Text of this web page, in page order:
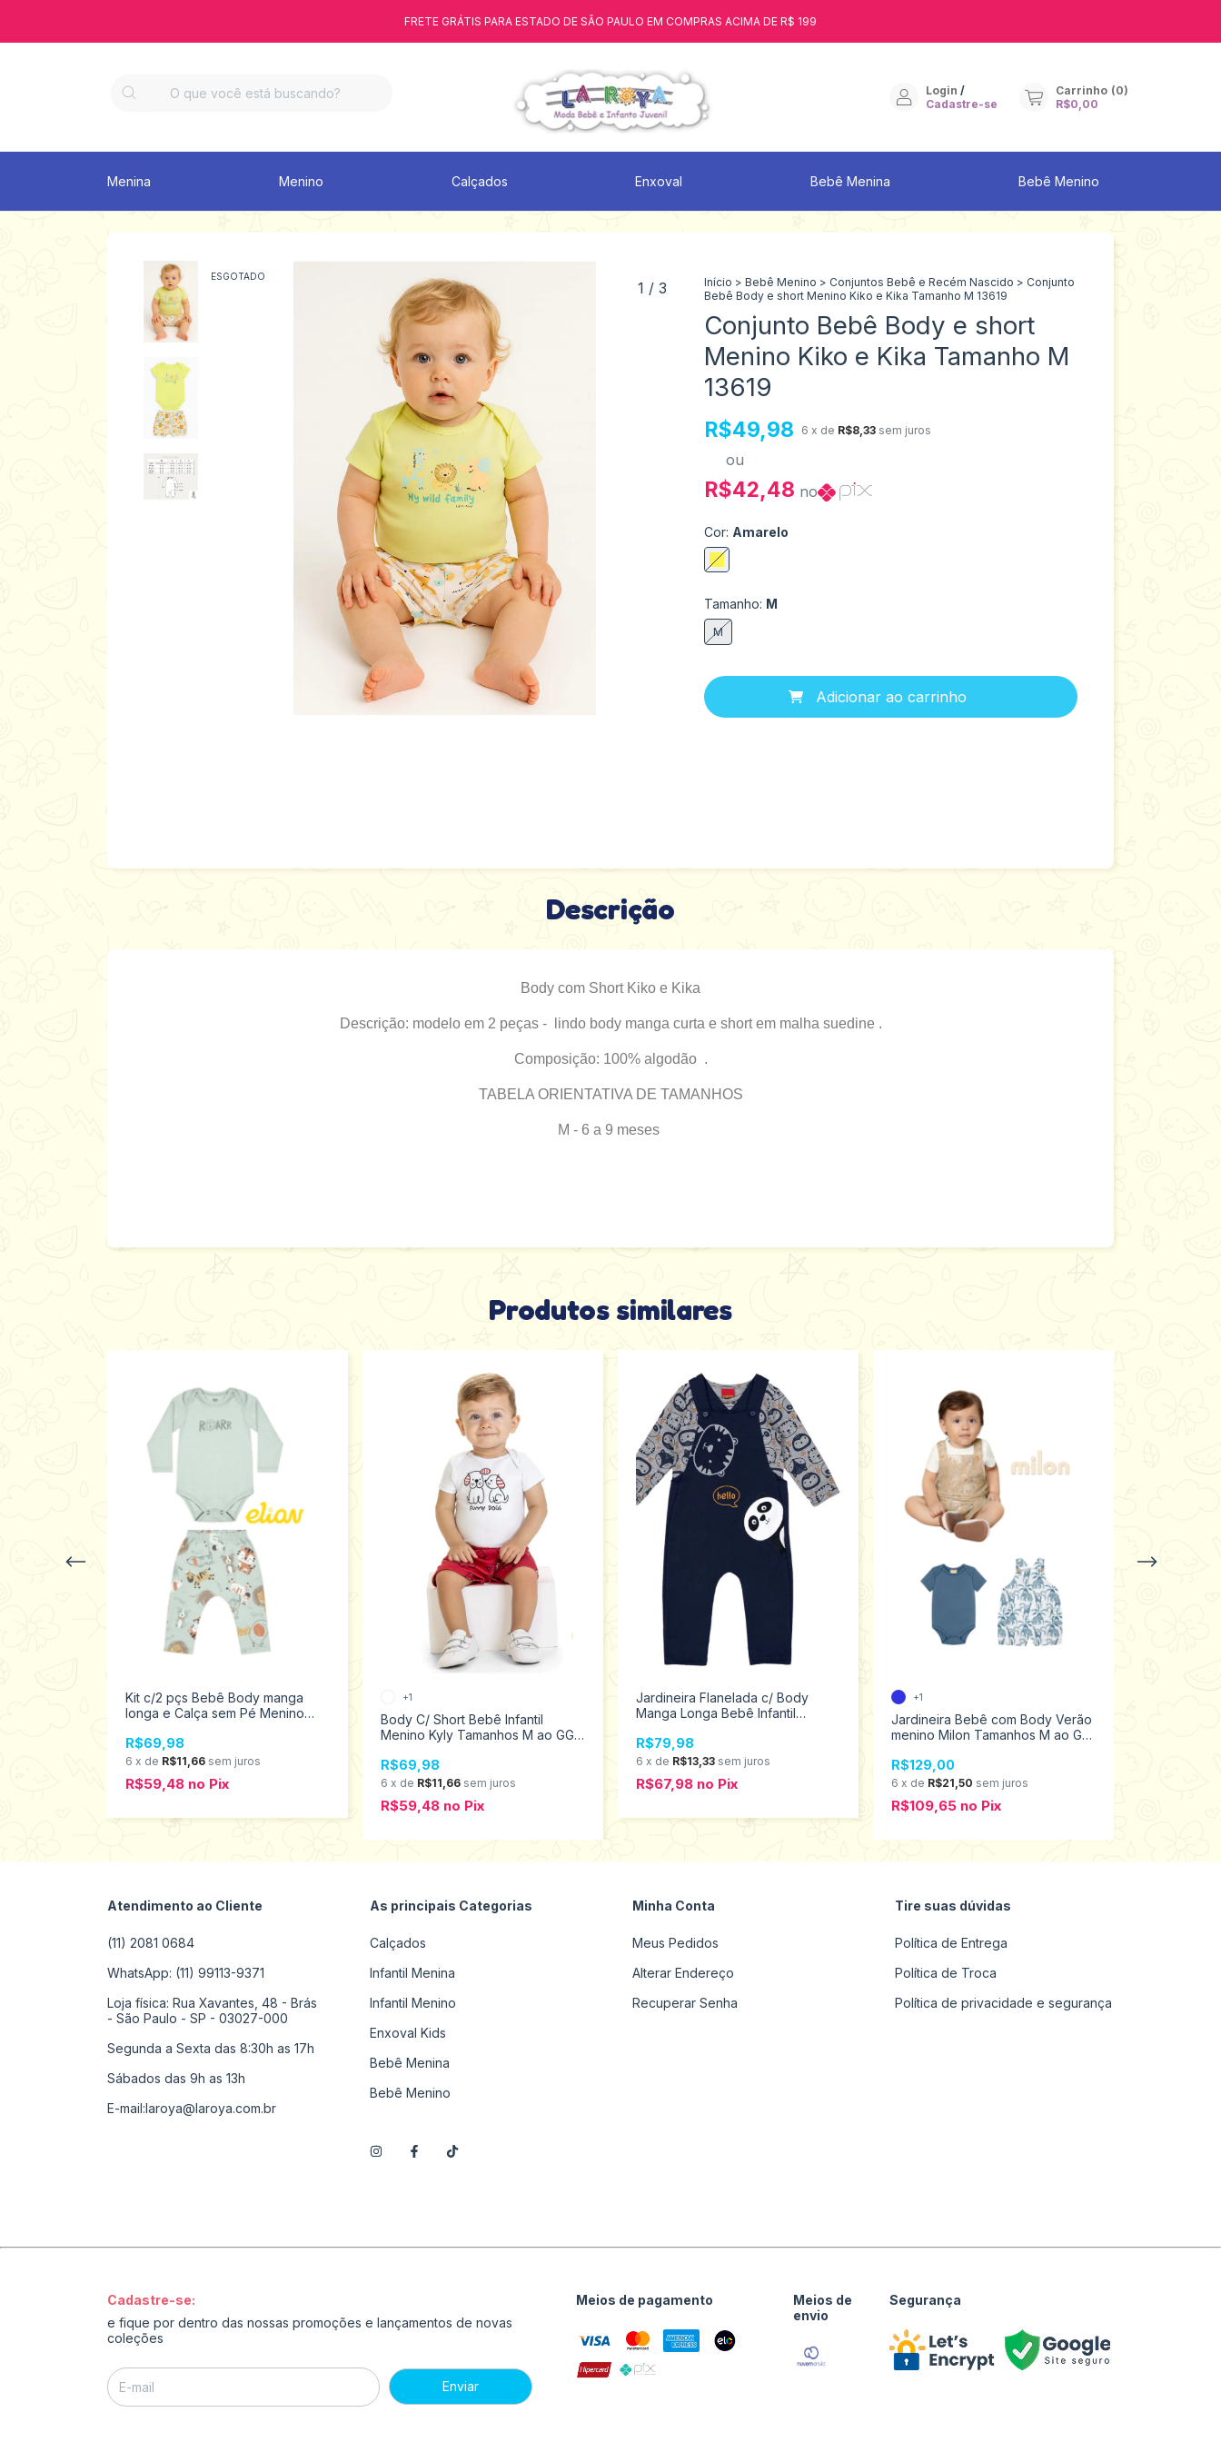
FRETE GRÁTIS PARA ESTADO DE SÃO PAULO EM COMPRAS ACIMA DE R$ 199
Login /
Cadastre-se
Carrinho (0)
R$0,00
Menina Menino Calçados Enxoval Bebê Menina Bebê Menino
ESGOTADO
1 / 3 Início > Bebê Menino > Conjuntos Bebê e Recém Nascido > Conjunto
Bebê Body e short Menino Kiko e Kika Tamanho M 13619
Conjunto Bebê Body e short
Menino Kiko e Kika Tamanho M
13619
R$49,98 6 x de R$8,33 sem juros
ou
R$42,48 no
Cor: Amarelo
Tamanho: M
M
Descrição
Body com Short Kiko e Kika
Descrição: modelo em 2 peças - lindo body manga curta e short em malha suedine .
Composição: 100% algodão .
TABELA ORIENTATIVA DE TAMANHOS
M - 6 a 9 meses
Produtos similares
Kit c/2 pçs Bebê Body manga
longa e Calça sem Pé Menino
R$69,98
6 x de R$11,66 sem juros
R$59,48 no Pix
Body C/ Short Bebê Infantil
Menino Kyly Tamanhos M ao GG
R$69,98
6 x de R$11,66 sem juros
R$59,48 no Pix
+1
Jardineira Flanelada c/ Body
Manga Longa Bebê Infantil
207889
R$79,98
6 x de R$13,33 sem juros
R$67,98 no Pix
Jardineira Bebê com Body Verão
menino Milon Tamanhos M ao GG
R$129,00
6 x de R$21,50 sem juros
R$109,65 no Pix
+1
Atendimento ao Cliente
(11) 2081 0684
WhatsApp: (11) 99113-9371
Loja física: Rua Xavantes, 48 - Brás
- São Paulo - SP - 03027-000
Segunda a Sexta das 8:30h as 17h
Sábados das 9h as 13h
E-mail:laroya@laroya.com.br
As principais Categorias
Calçados
Infantil Menina
Infantil Menino
Enxoval Kids
Bebê Menina
Bebê Menino
Minha Conta
Meus Pedidos
Alterar Endereço
Recuperar Senha
Tire suas dúvidas
Política de Entrega
Política de Troca
Política de privacidade e segurança
Cadastre-se:
e fique por dentro das nossas promoções e lançamentos de novas
coleções
Meios de pagamento
Meios de
envio
Segurança